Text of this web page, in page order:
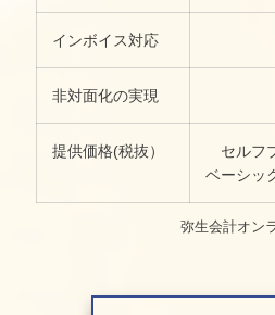
インボイス対応
非対面化の実現
提供価格(税抜）
セルフ
ベーシッ
弥生会計オン